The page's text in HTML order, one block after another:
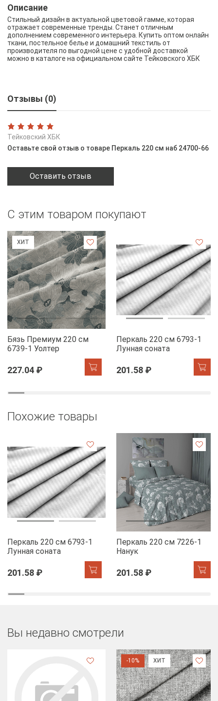
Описание
Стильный дизайн в актуальной цветовой гамме, которая
отражает современные тренды. Станет отличным
дополнением современного интерьера. Купить оптом онлайн
ткани, постельное белье и домашний текстиль от
производителя по выгодной цене с удобной доставкой
можно в каталоге на официальном сайте Тейковского ХБК
Отзывы (0)
Тейковский ХБК
Оставьте свой отзыв о товаре Перкаль 220 см наб 24700-66
Оставить отзыв
С этим товаром покупают
ХИТ
Бязь Премиум 220 см
6739-1 Уолтер
227.04 ₽
Перкаль 220 см 6793-1
Лунная соната
201.58 ₽
Похожие товары
Перкаль 220 см 6793-1
Лунная соната
201.58 ₽
Перкаль 220 см 7226-1
Нанук
201.58 ₽
Вы недавно смотрели
-10% ХИТ